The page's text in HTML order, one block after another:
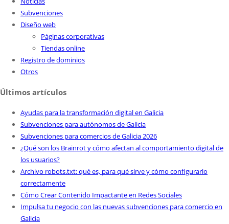
Subvenciones
Diseño web
Páginas corporativas
Tiendas online
Registro de dominios
Otros
Últimos artículos
Ayudas para la transformación digital en Galicia
Subvenciones para autónomos de Galicia
Subvenciones para comercios de Galicia 2026
¿Qué son los Brainrot y cómo afectan al comportamiento digital de
los usuarios?
Archivo robots.txt: qué es, para qué sirve y cómo configurarlo
correctamente
Cómo Crear Contenido Impactante en Redes Sociales
Impulsa tu negocio con las nuevas subvenciones para comercio en
Galicia